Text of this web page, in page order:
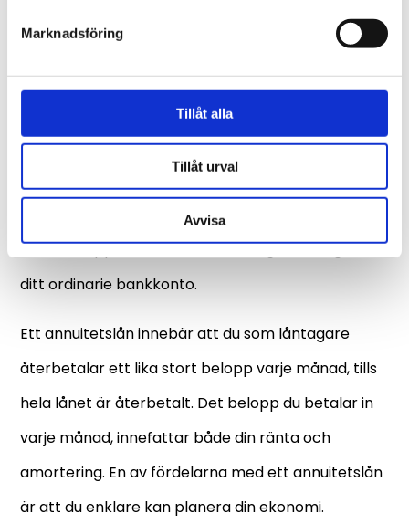
Marknadsföring
Tillåt alla
Tillåt urval
Avvisa
Hos Brixo finns det flera olika låneformer som
kreditkort.
En kontokredit innebär att man tar ett lån som
återbetalningsdatum. Du ansöker om ett maximalt
kreditbelopp, och kan därefter begära uttag till
ditt ordinarie bankkonto.
Ett annuitetslån innebär att du som låntagare
återbetalar ett lika stort belopp varje månad, tills
hela lånet är återbetalt. Det belopp du betalar in
varje månad, innefattar både din ränta och
amortering. En av fördelarna med ett annuitetslån
är att du enklare kan planera din ekonomi.